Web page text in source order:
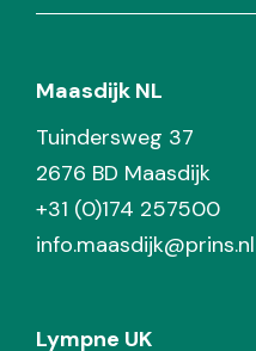
Maasdijk NL
Tuindersweg 37
2676 BD Maasdijk
+31 (0)174 257500
info.maasdijk@prins.nl
Lympne UK